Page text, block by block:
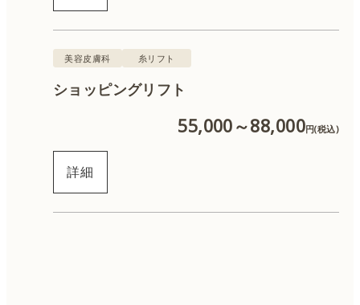
ヒアルロン酸
肌育注射
ルビーレーザー
CO2レーザー
美容皮膚科 糸リフト
ショッピングリフト
55,000～88,000円(税込)
詳細